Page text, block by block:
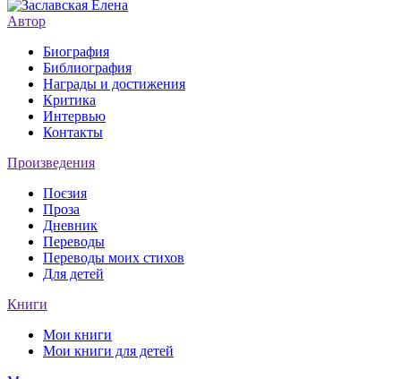
Автор
Биография
Библиография
Награды и достижения
Критика
Интервью
Контакты
Произведения
Поєзия
Проза
Дневник
Переводы
Переводы моих стихов
Для детей
Книги
Мои книги
Мои книги для детей